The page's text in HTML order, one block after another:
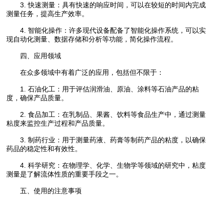
3. 快速测量：具有快速的响应时间，可以在较短的时间内完成
测量任务，提高生产效率。
4. 智能化操作：许多现代设备配备了智能化操作系统，可以实
现自动化测量、数据存储和分析等功能，简化操作流程。
四、应用领域
在众多领域中有着广泛的应用，包括但不限于：
1. 石油化工：用于评估润滑油、原油、涂料等石油产品的粘
度，确保产品质量。
2. 食品加工：在乳制品、果酱、饮料等食品生产中，通过测量
粘度来监控生产过程和产品质量。
3. 制药行业：用于测量药液、药膏等制药产品的粘度，以确保
药品的稳定性和有效性。
4. 科学研究：在物理学、化学、生物学等领域的研究中，粘度
测量是了解流体性质的重要手段之一。
五、使用的注意事项